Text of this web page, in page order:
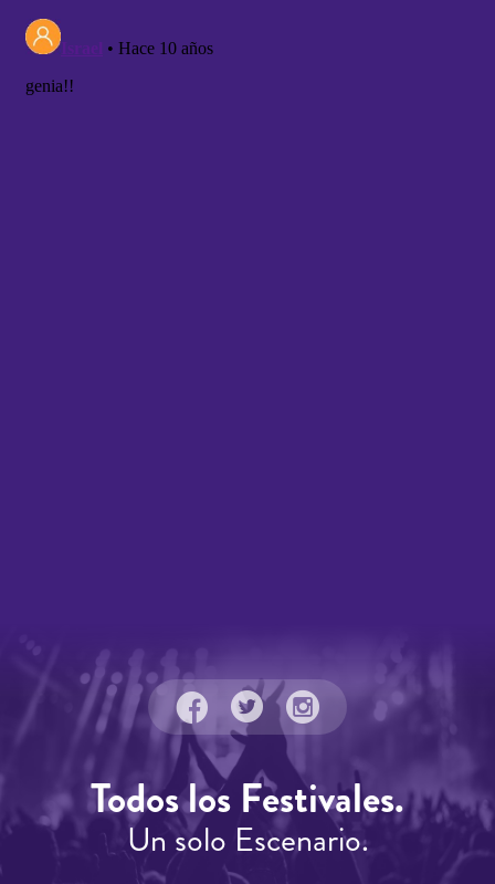
Todos los Festivales.
Un solo Escenario.